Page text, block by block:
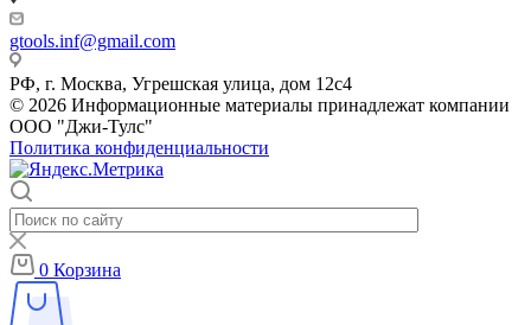
gtools.inf@gmail.com
РФ, г. Москва, Угрешская улица, дом 12с4
© 2026 Информационные материалы принадлежат компании
ООО "Джи-Тулс"
Политика конфиденциальности
0 Корзина